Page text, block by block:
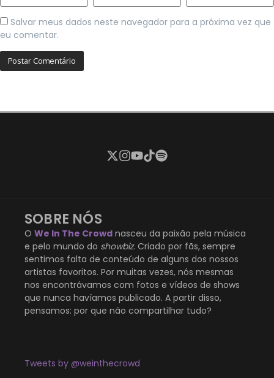
Salvar meus dados neste navegador para a próxima vez que
eu comentar.
SOBRE NÓS
O We In The Crowd nasceu da paixão pela música
e pelo mundo do showbiz. Criado por fãs, sempre
sentimos falta de conteúdo de alguns dos nossos
artistas favoritos. Por muitas vezes, nós mesmas
nos encontrávamos com fotos e vídeos de shows
que nunca havíamos publicado. A partir disso,
pensamos: por que não compartilhar tudo?
Tweets by @weinthecrowd